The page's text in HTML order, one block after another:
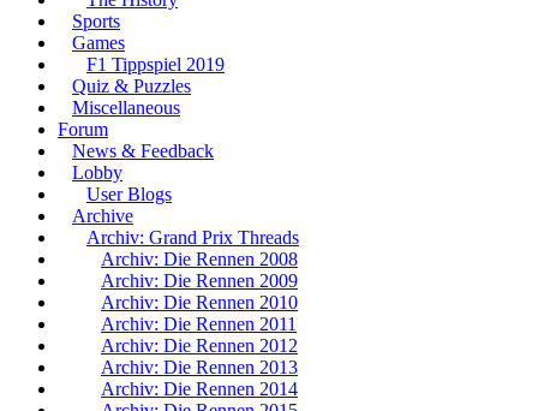
Sports
Games
F1 Tippspiel 2019
Quiz & Puzzles
Miscellaneous
Forum
News & Feedback
Lobby
User Blogs
Archive
Archiv: Grand Prix Threads
Archiv: Die Rennen 2008
Archiv: Die Rennen 2009
Archiv: Die Rennen 2010
Archiv: Die Rennen 2011
Archiv: Die Rennen 2012
Archiv: Die Rennen 2013
Archiv: Die Rennen 2014